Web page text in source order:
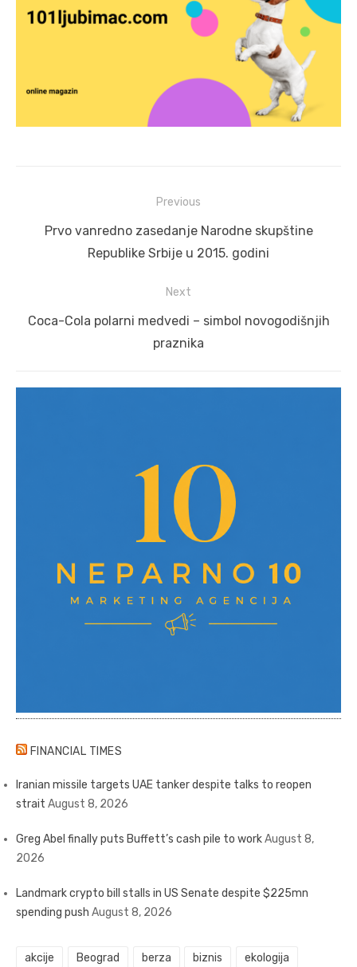
navigation
Previous
Previous
Prvo vanredno zasedanje Narodne skupštine
Republike Srbije u 2015. godini
Next
Next
Coca-Cola polarni medvedi – simbol novogodišnjih
praznika
FINANCIAL TIMES
Iranian missile targets UAE tanker despite talks to reopen
strait August 8, 2026
Greg Abel finally puts Buffett’s cash pile to workAugust 8,
2026
Landmark crypto bill stalls in US Senate despite $225mn
spending push August 8, 2026
akcije Beograd berza biznis ekologija